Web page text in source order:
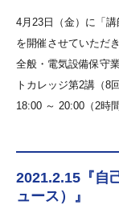
4月23日（金）に「講
を開催させていただ
全般・電気設備保守
トカレッジ第2講（8
18:00 ～ 20:00（2時
2021.2.15『自
ュース）』